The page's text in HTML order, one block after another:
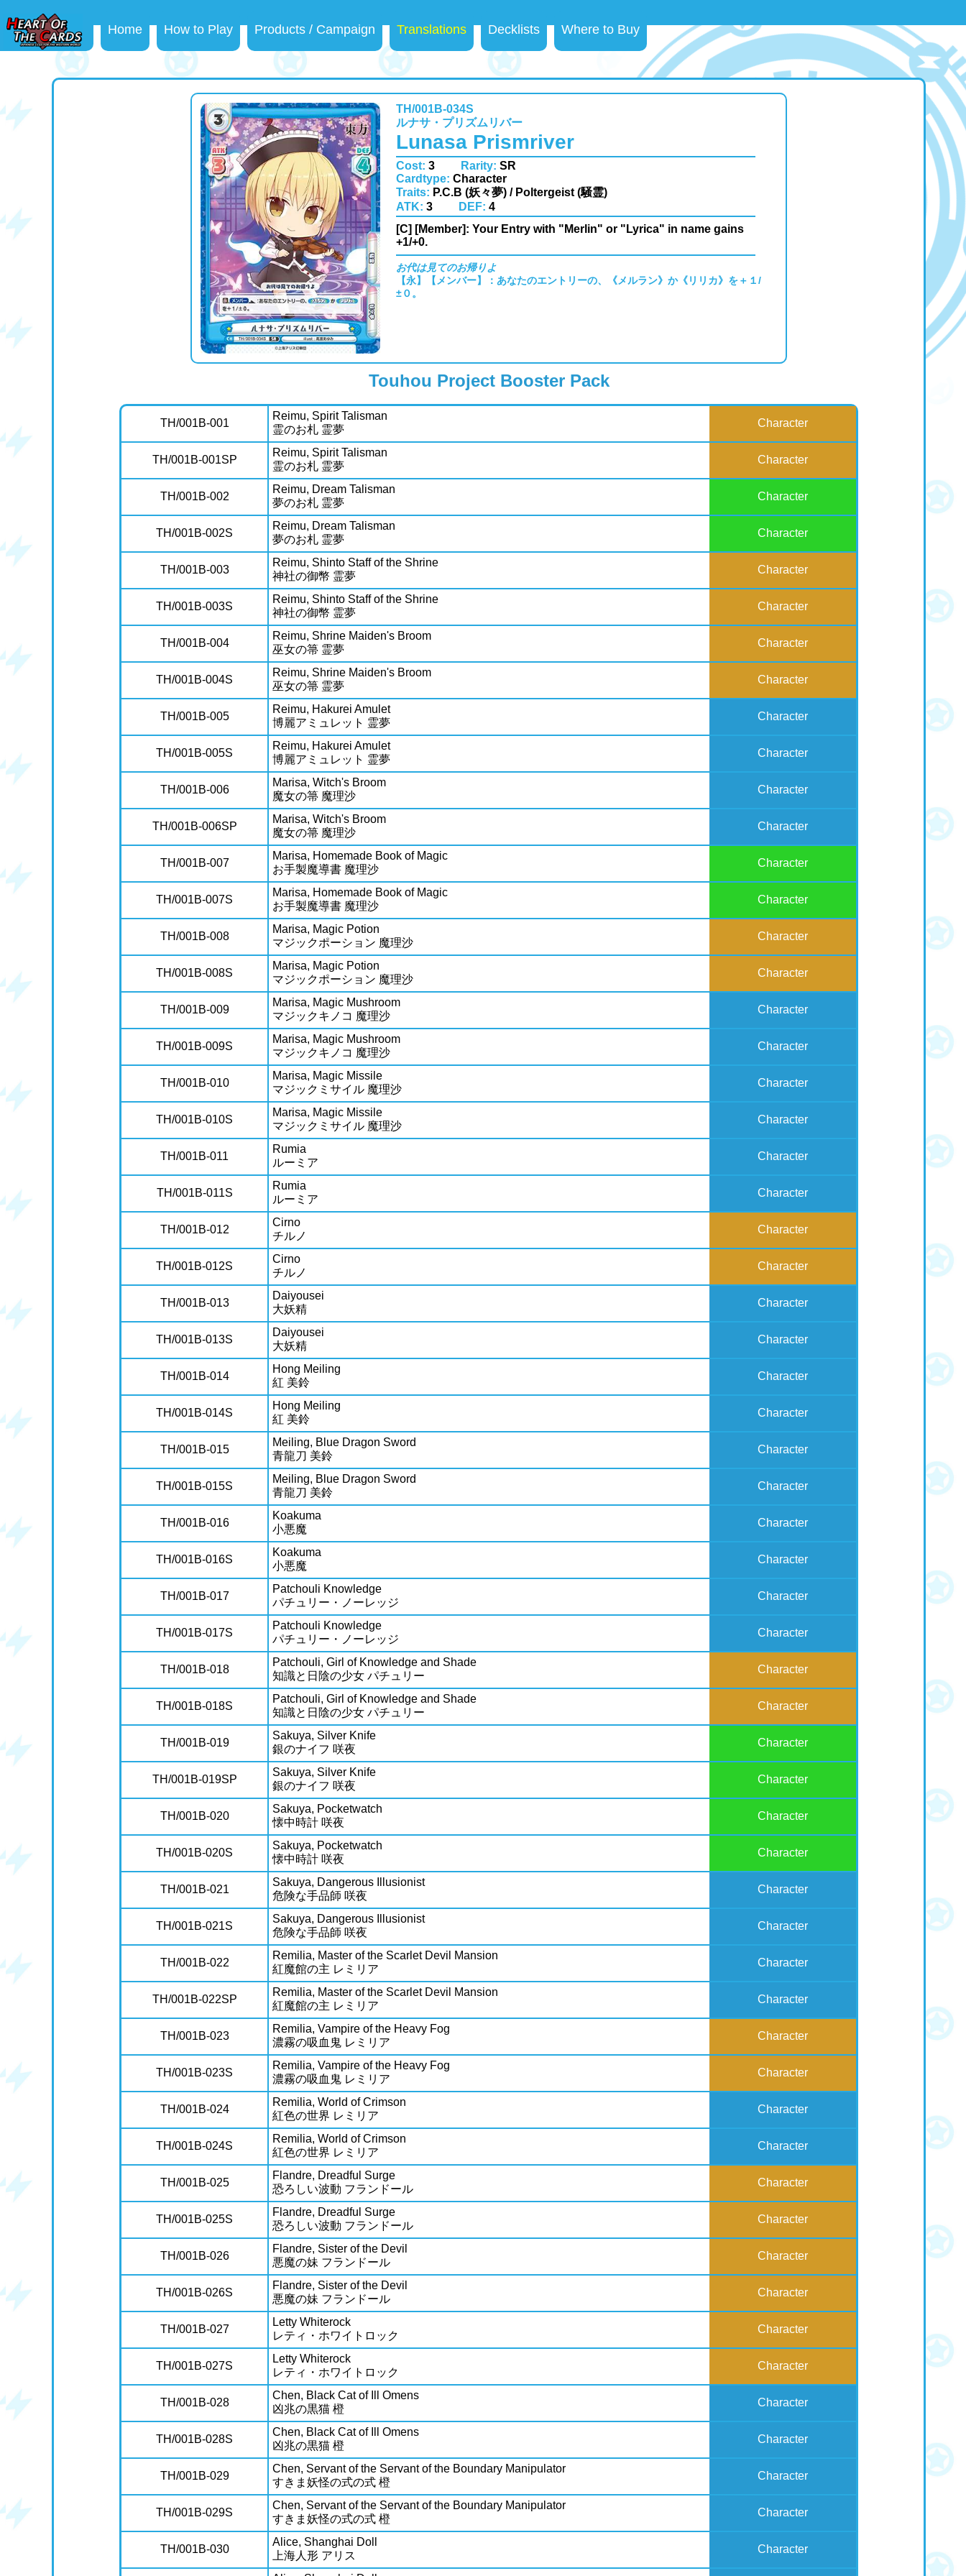
Home How to Play Products / Campaign Translations Decklists Where to Buy
TH/001B-034S
ルナサ・プリズムリバー
Lunasa Prismriver
Cost: 3 Rarity: SR
Cardtype: Character
Traits: P.C.B (妖々夢) / Poltergeist (騒霊)
ATK: 3 DEF: 4
[C] [Member]: Your Entry with "Merlin" or "Lyrica" in name gains
+1/+0.
お代は見てのお帰りよ
【永】【メンバー】：あなたのエントリーの、《メルラン》か《リリカ》を＋１/
±０。
Touhou Project Booster Pack
TH/001B-001
Reimu, Spirit Talisman
霊のお札 霊夢
Character
TH/001B-001SP
Reimu, Spirit Talisman
霊のお札 霊夢
Character
TH/001B-002
Reimu, Dream Talisman
夢のお札 霊夢
Character
TH/001B-002S
Reimu, Dream Talisman
夢のお札 霊夢
Character
TH/001B-003
Reimu, Shinto Staff of the Shrine
神社の御幣 霊夢
Character
TH/001B-003S
Reimu, Shinto Staff of the Shrine
神社の御幣 霊夢
Character
TH/001B-004
Reimu, Shrine Maiden's Broom
巫女の箒 霊夢
Character
TH/001B-004S
Reimu, Shrine Maiden's Broom
巫女の箒 霊夢
Character
TH/001B-005
Reimu, Hakurei Amulet
博麗アミュレット 霊夢
Character
TH/001B-005S
Reimu, Hakurei Amulet
博麗アミュレット 霊夢
Character
TH/001B-006
Marisa, Witch's Broom
魔女の箒 魔理沙
Character
TH/001B-006SP
Marisa, Witch's Broom
魔女の箒 魔理沙
Character
TH/001B-007
Marisa, Homemade Book of Magic
お手製魔導書 魔理沙
Character
TH/001B-007S
Marisa, Homemade Book of Magic
お手製魔導書 魔理沙
Character
TH/001B-008
Marisa, Magic Potion
マジックポーション 魔理沙
Character
TH/001B-008S
Marisa, Magic Potion
マジックポーション 魔理沙
Character
TH/001B-009
Marisa, Magic Mushroom
マジックキノコ 魔理沙
Character
TH/001B-009S
Marisa, Magic Mushroom
マジックキノコ 魔理沙
Character
TH/001B-010
Marisa, Magic Missile
マジックミサイル 魔理沙
Character
TH/001B-010S
Marisa, Magic Missile
マジックミサイル 魔理沙
Character
TH/001B-011
Rumia
ルーミア
Character
TH/001B-011S
Rumia
ルーミア
Character
TH/001B-012
Cirno
チルノ
Character
TH/001B-012S
Cirno
チルノ
Character
TH/001B-013
Daiyousei
大妖精
Character
TH/001B-013S
Daiyousei
大妖精
Character
TH/001B-014
Hong Meiling
紅 美鈴
Character
TH/001B-014S
Hong Meiling
紅 美鈴
Character
TH/001B-015
Meiling, Blue Dragon Sword
青龍刀 美鈴
Character
TH/001B-015S
Meiling, Blue Dragon Sword
青龍刀 美鈴
Character
TH/001B-016
Koakuma
小悪魔
Character
TH/001B-016S
Koakuma
小悪魔
Character
TH/001B-017
Patchouli Knowledge
パチュリー・ノーレッジ
Character
TH/001B-017S
Patchouli Knowledge
パチュリー・ノーレッジ
Character
TH/001B-018
Patchouli, Girl of Knowledge and Shade
知識と日陰の少女 パチュリー
Character
TH/001B-018S
Patchouli, Girl of Knowledge and Shade
知識と日陰の少女 パチュリー
Character
TH/001B-019
Sakuya, Silver Knife
銀のナイフ 咲夜
Character
TH/001B-019SP
Sakuya, Silver Knife
銀のナイフ 咲夜
Character
TH/001B-020
Sakuya, Pocketwatch
懐中時計 咲夜
Character
TH/001B-020S
Sakuya, Pocketwatch
懐中時計 咲夜
Character
TH/001B-021
Sakuya, Dangerous Illusionist
危険な手品師 咲夜
Character
TH/001B-021S
Sakuya, Dangerous Illusionist
危険な手品師 咲夜
Character
TH/001B-022
Remilia, Master of the Scarlet Devil Mansion
紅魔館の主 レミリア
Character
TH/001B-022SP
Remilia, Master of the Scarlet Devil Mansion
紅魔館の主 レミリア
Character
TH/001B-023
Remilia, Vampire of the Heavy Fog
濃霧の吸血鬼 レミリア
Character
TH/001B-023S
Remilia, Vampire of the Heavy Fog
濃霧の吸血鬼 レミリア
Character
TH/001B-024
Remilia, World of Crimson
紅色の世界 レミリア
Character
TH/001B-024S
Remilia, World of Crimson
紅色の世界 レミリア
Character
TH/001B-025
Flandre, Dreadful Surge
恐ろしい波動 フランドール
Character
TH/001B-025S
Flandre, Dreadful Surge
恐ろしい波動 フランドール
Character
TH/001B-026
Flandre, Sister of the Devil
悪魔の妹 フランドール
Character
TH/001B-026S
Flandre, Sister of the Devil
悪魔の妹 フランドール
Character
TH/001B-027
Letty Whiterock
レティ・ホワイトロック
Character
TH/001B-027S
Letty Whiterock
レティ・ホワイトロック
Character
TH/001B-028
Chen, Black Cat of Ill Omens
凶兆の黒猫 橙
Character
TH/001B-028S
Chen, Black Cat of Ill Omens
凶兆の黒猫 橙
Character
TH/001B-029
Chen, Servant of the Servant of the Boundary Manipulator
すきま妖怪の式の式 橙
Character
TH/001B-029S
Chen, Servant of the Servant of the Boundary Manipulator
すきま妖怪の式の式 橙
Character
TH/001B-030
Alice, Shanghai Doll
上海人形 アリス
Character